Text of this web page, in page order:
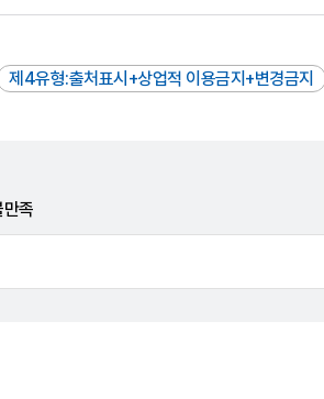
제4유형:출처표시+상업적 이용금지+변경금지
만족